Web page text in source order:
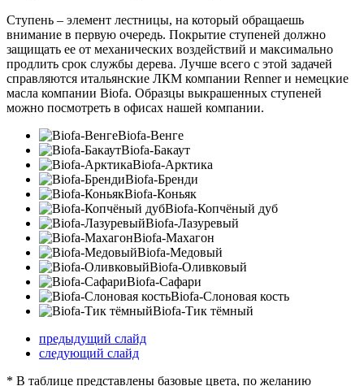
Ступень – элемент лестницы, на который обращаешь
внимание в первую очередь. Покрытие ступеней должно
защищать ее от механических воздействий и максимально
продлить срок службы дерева. Лучше всего с этой задачей
справляются итальянские ЛКМ компании Renner и немецкие
масла компании Biofa. Образцы выкрашенных ступеней
можно посмотреть в офисах нашей компании.
Biofa-Венге
Biofa-Бакаут
Biofa-Арктика
Biofa-Бренди
Biofa-Коньяк
Biofa-Копчёный дуб
Biofa-Лазуревый
Biofa-Махагон
Biofa-Медовый
Biofa-Оливковый
Biofa-Сафари
Biofa-Слоновая кость
Biofa-Тик тёмный
предыдущий слайд
следующий слайд
* В таблице представлены базовые цвета, по желанию